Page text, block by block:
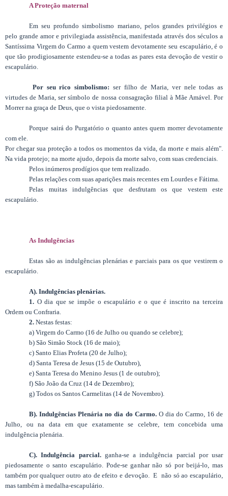
A Proteção maternal
Em seu profundo simbolismo mariano, pelos grandes privilégios e
pelo grande amor e privilegiada assistência, manifestada através dos séculos a
Santíssima Virgem do Carmo a quem vestem devotamente seu escapulário, é o
que tão prodigiosamente estendeu-se a todas as pares esta devoção de vestir o
escapulário.
Por seu rico simbolismo: ser filho de Maria, ver nele todas as
virtudes de Maria, ser símbolo de nossa consagração filial à Mãe Amável. Por
Morrer na graça de Deus, que o vista piedosamente.
Porque sairá do Purgatório o quanto antes quem morrer devotamente
com ele.
Por chegar sua proteção a todos os momentos da vida, da morte e mais além".
Na vida protejo; na morte ajudo, depois da morte salvo, com suas credenciais.
Pelos inúmeros prodígios que tem realizado.
Pelas relações com suas aparições mais recentes em Lourdes e Fátima.
Pelas muitas indulgências que desfrutam os que vestem este
escapulário.
As Indulgências
Estas são as indulgências plenárias e parciais para os que vestirem o
escapulário.
A). Indulgências plenárias.
1. O dia que se impõe o escapulário e o que é inscrito na terceira
Ordem ou Confraria.
2. Nestas festas:
a) Virgem do Carmo (16 de Julho ou quando se celebre);
b) São Simão Stock (16 de maio);
c) Santo Elias Profeta (20 de Julho);
d) Santa Teresa de Jesus (15 de Outubro),
e) Santa Teresa do Menino Jesus (1 de outubro);
f) São João da Cruz (14 de Dezembro);
g) Todos os Santos Carmelitas (14 de Novembro).
B). Indulgências Plenária no dia do Carmo.O dia do Carmo, 16 de
Julho, ou na data em que exatamente se celebre, tem concebida uma
indulgência plenária.
C). Indulgência parcial.ganha-se a indulgência parcial por usar
piedosamente o santo escapulário. Pode-se ganhar não só por beijá-lo, mas
também por qualquer outro ato de efeito e devoção. E não só ao escapulário,
mas também à medalha-escapulário.